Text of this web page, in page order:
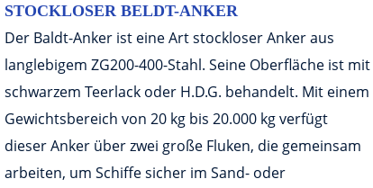
STOCKLOSER BELDT-ANKER
Der Baldt-Anker ist eine Art stockloser Anker aus
langlebigem ZG200-400-Stahl. Seine Oberfläche ist mit
schwarzem Teerlack oder H.D.G. behandelt. Mit einem
Gewichtsbereich von 20 kg bis 20.000 kg verfügt
dieser Anker über zwei große Fluken, die gemeinsam
arbeiten, um Schiffe sicher im Sand- oder